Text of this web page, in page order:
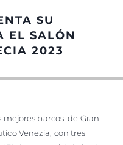
SU
EL SALÓN
2023
mejores barcos de Gran
Venezia, con tres